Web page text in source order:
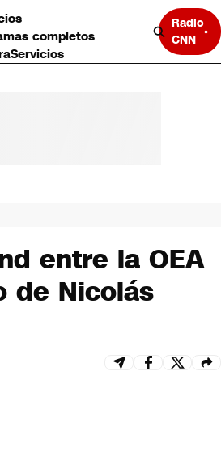
completos
Servicios
Radio
CNN
entre la OEA
de Nicolás